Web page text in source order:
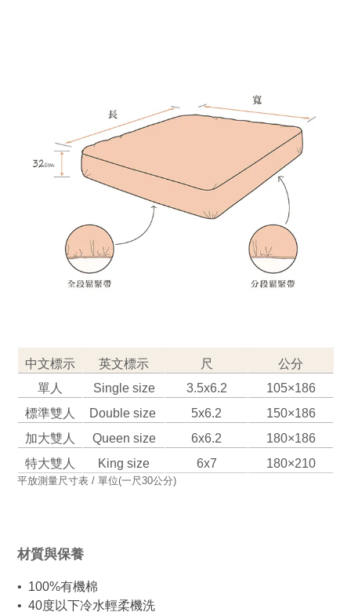
中文標示 英文標示 尺
公分
單人
Single size 3.5x6.2
105×186
標準雙人 Double size 5x6.2
150×186
加大雙人
Queen size 6x6.2
180×186
特大雙人
King size 6x7 180×210
平放測量尺寸表 / 單位(一尺30公分)
材質與保養
•  100%有機棉
•  40度以下冷水輕柔機洗